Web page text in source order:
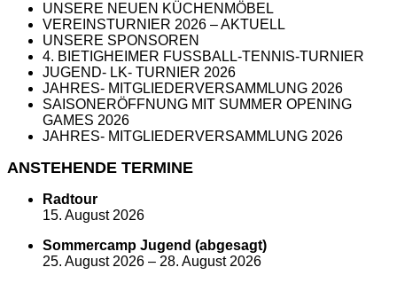
UNSERE NEUEN KÜCHENMÖBEL
VEREINSTURNIER 2026 – AKTUELL
UNSERE SPONSOREN
4. BIETIGHEIMER FUSSBALL-TENNIS-TURNIER
JUGEND- LK- TURNIER 2026
JAHRES- MITGLIEDERVERSAMMLUNG 2026
SAISONERÖFFNUNG MIT SUMMER OPENING
GAMES 2026
JAHRES- MITGLIEDERVERSAMMLUNG 2026
ANSTEHENDE TERMINE
Radtour
15. August 2026
Sommercamp Jugend (abgesagt)
25. August 2026 – 28. August 2026